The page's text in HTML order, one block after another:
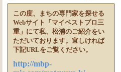
この度、まちの専門家を探せる
Webサイト「マイベストプロ三
重」にて私、松浦のご紹介をい
ただいております。宜しければ
下記URLをご覧ください。
http://mbp-